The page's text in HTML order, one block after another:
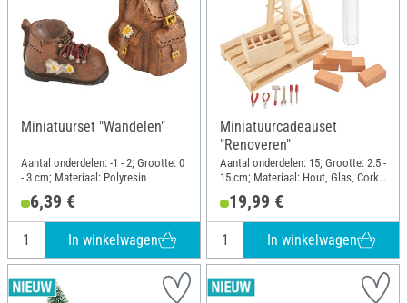
Miniatuurset "Wandelen"
Aantal onderdelen: -1 - 2; Grootte: 0
- 3 cm; Materiaal: Polyresin
6,39 €
In winkelwagen
Miniatuurcadeauset
"Renoveren"
Aantal onderdelen: 15; Grootte: 2.5 -
15 cm; Materiaal: Hout, Glas, Cork,
19,99 €
In winkelwagen